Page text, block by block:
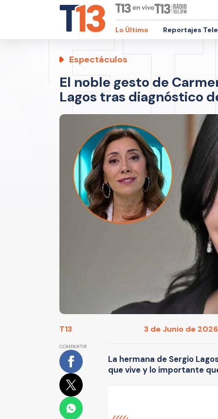
Lo Último Reportajes
Espectáculos
El noble gesto de
Lagos tras diagnóstico
T13 3 de Junio de
COMPARTIR
La hermana de Sergio
que vive y lo importante